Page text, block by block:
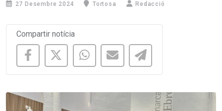
27 Desembre 2024 Tortosa Redacció
Compartir notícia